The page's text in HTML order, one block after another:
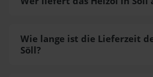
Wie lange ist die Lieferzeit
Söll?